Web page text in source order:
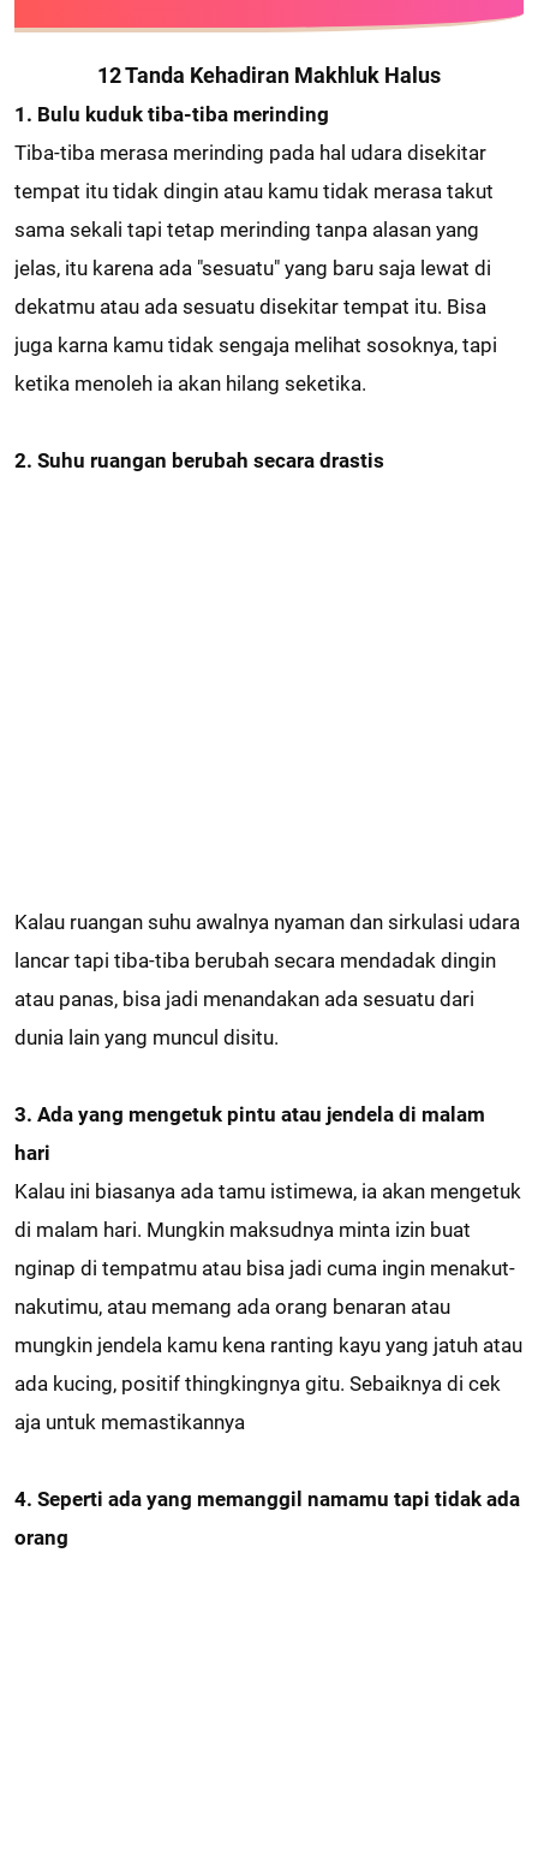
12 Tanda Kehadiran Makhluk Halus
1. Bulu kuduk tiba-tiba merinding
Tiba-tiba merasa merinding pada hal udara disekitar
tempat itu tidak dingin atau kamu tidak merasa takut
sama sekali tapi tetap merinding tanpa alasan yang
jelas, itu karena ada "sesuatu" yang baru saja lewat di
dekatmu atau ada sesuatu disekitar tempat itu. Bisa
juga karna kamu tidak sengaja melihat sosoknya, tapi
ketika menoleh ia akan hilang seketika.
2. Suhu ruangan berubah secara drastis
Kalau ruangan suhu awalnya nyaman dan sirkulasi udara
lancar tapi tiba-tiba berubah secara mendadak dingin
atau panas, bisa jadi menandakan ada sesuatu dari
dunia lain yang muncul disitu.
3. Ada yang mengetuk pintu atau jendela di malam
hari
Kalau ini biasanya ada tamu istimewa, ia akan mengetuk
di malam hari. Mungkin maksudnya minta izin buat
nginap di tempatmu atau bisa jadi cuma ingin menakut-
nakutimu, atau memang ada orang benaran atau
mungkin jendela kamu kena ranting kayu yang jatuh atau
ada kucing, positif thingkingnya gitu. Sebaiknya di cek
aja untuk memastikannya
4. Seperti ada yang memanggil namamu tapi tidak ada
orang